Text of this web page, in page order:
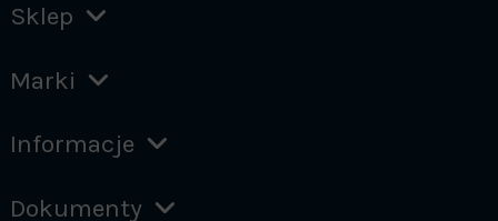
Sklep
Marki
Informacje
Dokumenty